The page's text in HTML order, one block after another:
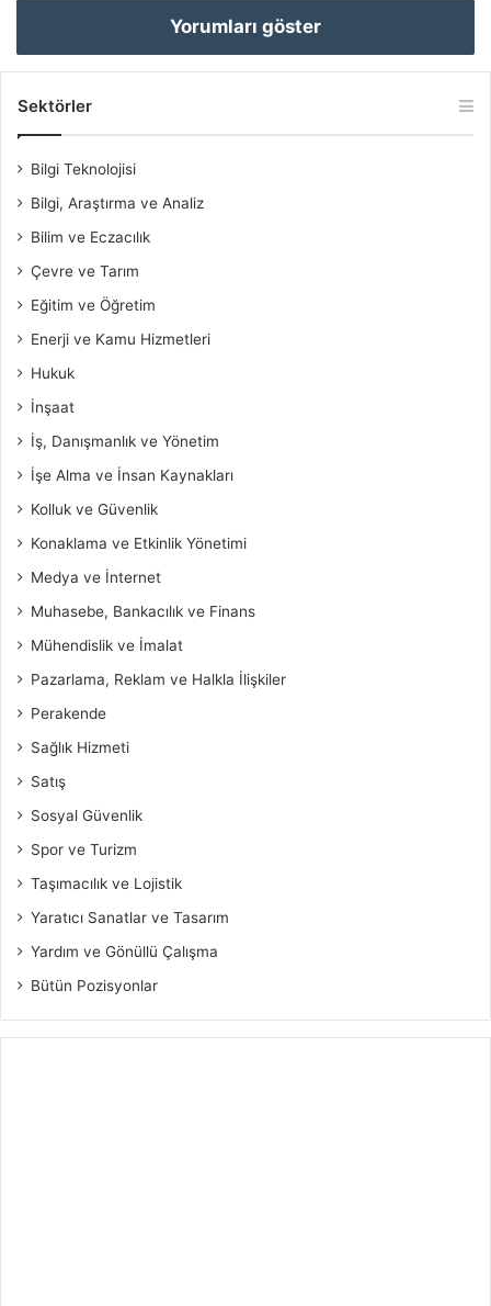
Yorumları göster
Sektörler
Bilgi Teknolojisi
Bilgi, Araştırma ve Analiz
Bilim ve Eczacılık
Çevre ve Tarım
Eğitim ve Öğretim
Enerji ve Kamu Hizmetleri
Hukuk
İnşaat
İş, Danışmanlık ve Yönetim
İşe Alma ve İnsan Kaynakları
Kolluk ve Güvenlik
Konaklama ve Etkinlik Yönetimi
Medya ve İnternet
Muhasebe, Bankacılık ve Finans
Mühendislik ve İmalat
Pazarlama, Reklam ve Halkla İlişkiler
Perakende
Sağlık Hizmeti
Satış
Sosyal Güvenlik
Spor ve Turizm
Taşımacılık ve Lojistik
Yaratıcı Sanatlar ve Tasarım
Yardım ve Gönüllü Çalışma
Bütün Pozisyonlar